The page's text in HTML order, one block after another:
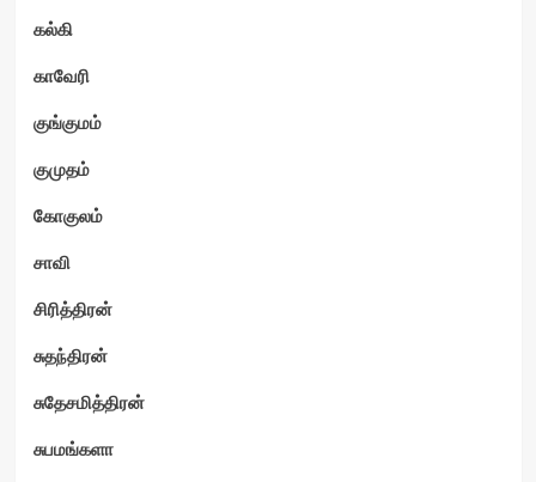
கல்கி
காவேரி
குங்குமம்
குமுதம்
கோகுலம்
சாவி
சிரித்திரன்
சுதந்திரன்
சுதேசமித்திரன்
சுபமங்களா